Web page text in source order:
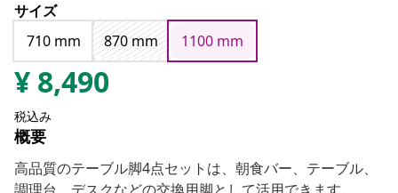
サイズ
710 mm
870 mm 1100 mm
¥ 8,490
税込み
概要
高品質のテーブル脚4点セットは、朝食バー、テーブル、